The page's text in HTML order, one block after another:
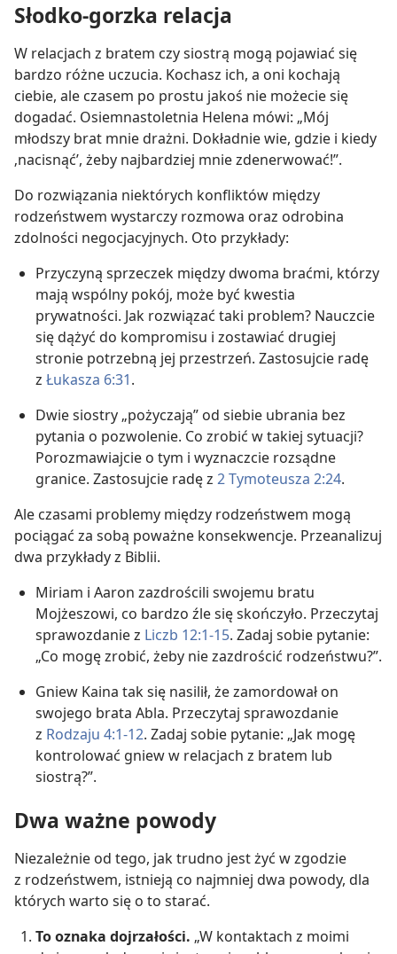
Słodko-gorzka relacja
W relacjach z bratem czy siostrą mogą pojawiać się
bardzo różne uczucia. Kochasz ich, a oni kochają
ciebie, ale czasem po prostu jakoś nie możecie się
dogadać. Osiemnastoletnia Helena mówi: „Mój
młodszy brat mnie drażni. Dokładnie wie, gdzie i kiedy
‚nacisnąć’, żeby najbardziej mnie zdenerwować!”.
Do rozwiązania niektórych konfliktów między
rodzeństwem wystarczy rozmowa oraz odrobina
zdolności negocjacyjnych. Oto przykłady:
Przyczyną sprzeczek między dwoma braćmi, którzy
mają wspólny pokój, może być kwestia
prywatności. Jak rozwiązać taki problem? Nauczcie
się dążyć do kompromisu i zostawiać drugiej
stronie potrzebną jej przestrzeń. Zastosujcie radę
z Łukasza 6:31.
Dwie siostry „pożyczają” od siebie ubrania bez
pytania o pozwolenie. Co zrobić w takiej sytuacji?
Porozmawiajcie o tym i wyznaczcie rozsądne
granice. Zastosujcie radę z 2 Tymoteusza 2:24.
Ale czasami problemy między rodzeństwem mogą
pociągać za sobą poważne konsekwencje. Przeanalizuj
dwa przykłady z Biblii.
Miriam i Aaron zazdrościli swojemu bratu
Mojżeszowi, co bardzo źle się skończyło. Przeczytaj
sprawozdanie z Liczb 12:1-15. Zadaj sobie pytanie:
„Co mogę zrobić, żeby nie zazdrościć rodzeństwu?”.
Gniew Kaina tak się nasilił, że zamordował on
swojego brata Abla. Przeczytaj sprawozdanie
z Rodzaju 4:1-12. Zadaj sobie pytanie: „Jak mogę
kontrolować gniew w relacjach z bratem lub
siostrą?”.
Dwa ważne powody
Niezależnie od tego, jak trudno jest żyć w zgodzie
z rodzeństwem, istnieją co najmniej dwa powody, dla
których warto się o to starać.
To oznaka dojrzałości. „W kontaktach z moimi